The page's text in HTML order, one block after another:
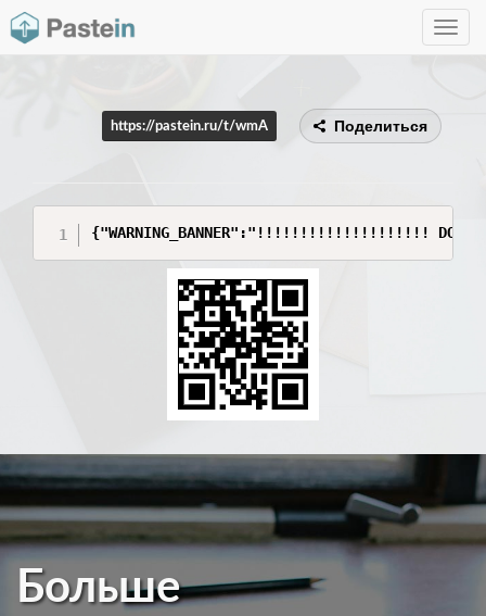
Toggle
https://pastein.ru/t/wmA Поделиться
{"WARNING_BANNER":"!!!!!!!!!!!!!!!!!!!! DO NOT SHARE
Больше